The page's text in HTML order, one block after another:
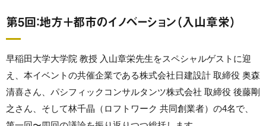
第5回：地方＋都市のイノベーション（入山章栄）
早稲田大学大学院 教授 入山章栄先生をスペシャルゲストに迎
え、本イベントの共催企業である株式会社日建設計 取締役 奥森
清喜さん、パシフィックコンサルタンツ株式会社 取締役 後藤剛
之さん、そして林千晶（ロフトワーク 共同創業者）の4名で、